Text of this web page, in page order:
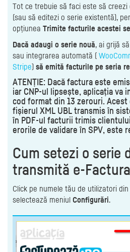
Tot ce trebuie să faci este să
(sau să editezi o serie existentă),
opțiunea Trimite facturile acestei
Dacă adaugi o serie nouă, ai grijă
sau integrarea automată (
Stripe) să emită facturile pe seria
ATENȚIE: Dacă factura este
iar CNP-ul lipsește, aplicația va
cod format din 13 zerouri. Acest
fișierul XML UBL transmis în
în PDF-ul facturii trimis
erorile de validare în SPV, este
Cum setezi o serie
transmită e-
Click pe numele tău de utilizatori
selectează meniul Configurări.